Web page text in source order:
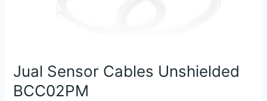
Jual Sensor Cables Unshielded
BCC02PM